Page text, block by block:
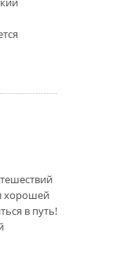
хорошей
в путь!